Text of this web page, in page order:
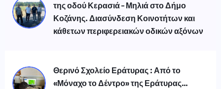
της οδού Κερασιά – Μηλιά στο Δήμο
Κοζάνης. Διασύνδεση Κοινοτήτων και
κάθετων περιφερειακών οδικών αξόνων
Θερινό Σχολείο Εράτυρας : Από το
«Μόναχο το Δέντρο» της Εράτυρας…